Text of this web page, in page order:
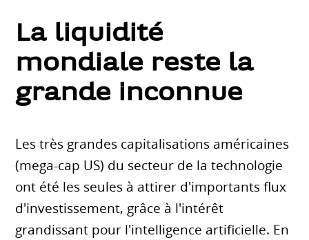
La liquidité
mondiale reste la
grande inconnue
Les très grandes capitalisations américaines
(mega-cap US) du secteur de la technologie
ont été les seules à attirer d'importants flux
d'investissement, grâce à l'intérêt
grandissant pour l'intelligence artificielle. En